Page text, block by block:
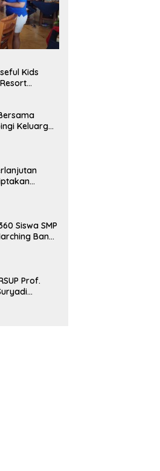
Kids
Keluarga
Siswa SMP
Band
Prof.